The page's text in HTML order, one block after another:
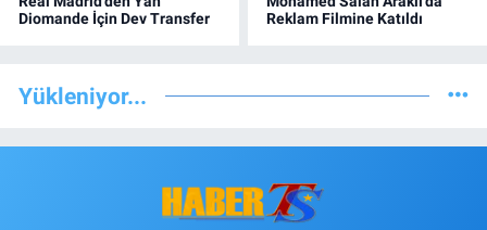
Diomande İçin Dev Transfer
Reklam Filmine Katıldı
Yükleniyor...